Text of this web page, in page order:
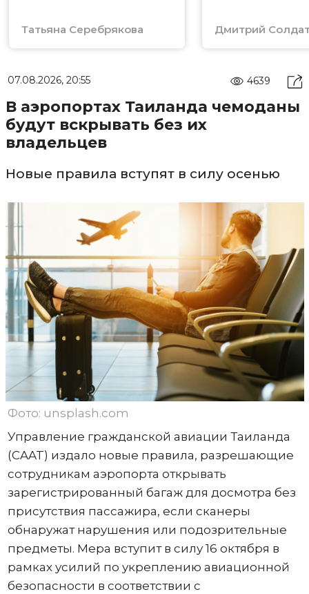
Татьяна Серебрякова Дмитрий
07.08.2026, 20:55 4639
В аэропортах Таиланда чемоданы
будут вскрывать без их
владельцев
Новые правила вступят в силу осенью
Фото: unsplash.com
Управление гражданской авиации Таиланда
(CAAT) издало новые правила, разрешающие
сотрудникам аэропорта открывать
зарегистрированный багаж для досмотра без
присутствия пассажира, если сканеры
обнаружат нарушения или подозрительные
предметы. Мера вступит в силу 16 октября в
рамках усилий по укреплению авиационной
безопасности в соответствии с